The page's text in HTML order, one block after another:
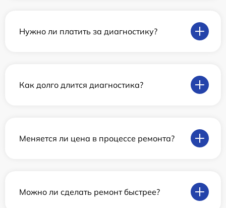
Нужно ли платить за диагностику?
Как долго длится диагностика?
Меняется ли цена в процессе ремонта?
Можно ли сделать ремонт быстрее?